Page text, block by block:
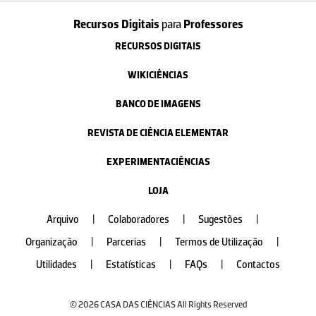
Recursos Digitais paraProfessores
RECURSOS DIGITAIS
WIKICIÊNCIAS
BANCO DE IMAGENS
REVISTA DE CIÊNCIA ELEMENTAR
EXPERIMENTACIÊNCIAS
LOJA
Arquivo Colaboradores Sugestões
Organização
Parcerias Termos de Utilização
Utilidades
Estatísticas FAQs Contactos
© 2026 CASA DAS CIÊNCIAS All Rights Reserved